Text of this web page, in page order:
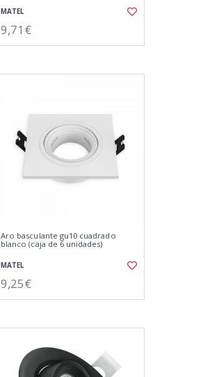
MATEL
9,71€
Aro basculante gu10 cuadrado
blanco (caja de 6 unidades)
MATEL
9,25€